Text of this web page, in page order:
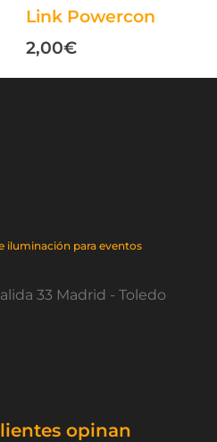
Link Powercon
2,00€
iluminación para eventos
33 Madrid - Toledo
opinan